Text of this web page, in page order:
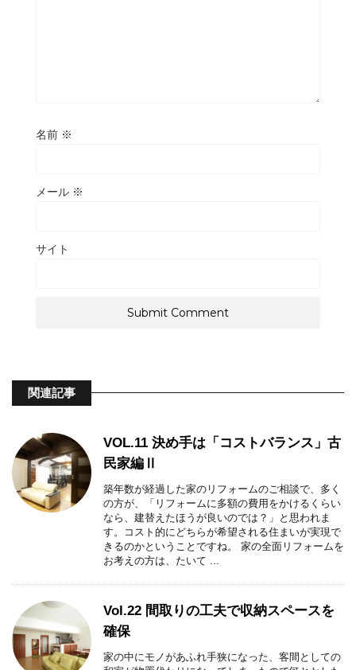
名前 ※
メール ※
サイト
関連記事
VOL.11 決め手は「コストバランス」古
民家編Ⅱ
築年数が経過した家のリフォームのご相談で、多く
の方が、「リフォームに多額の費用をかけるくらい
なら、建替えたほうが良いのでは？」と思われま
す。コスト的にどちらが希望される住まいが実現で
きるのかということですね。 家の全面リフォームを
お考えの方は、たいて ...
Vol.22 間取りの工夫で収納スペースを
確保
家の中にモノがあふれ手狭になった、客間としての